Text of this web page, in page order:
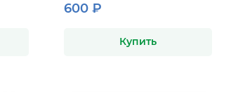
600 ₽
Купить